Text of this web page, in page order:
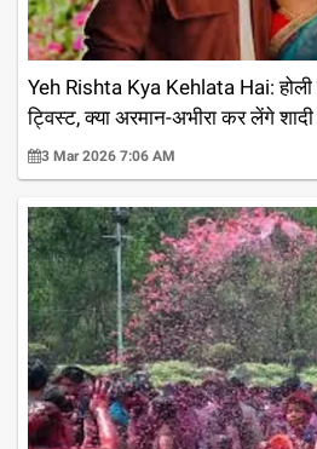
Yeh Rishta Kya Kehlata Hai: होली
ट्विस्ट, क्या अरमान-अभीरा कर लेंगे शादी
3 Mar 2026 7:06 AM